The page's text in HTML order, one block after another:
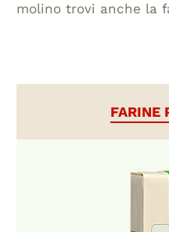
molino trovi anche la
FARINE